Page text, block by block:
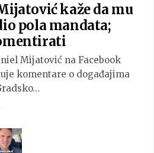
kaže da mu
pola mandata;
Mijatović na Facebook
komentare o događajima